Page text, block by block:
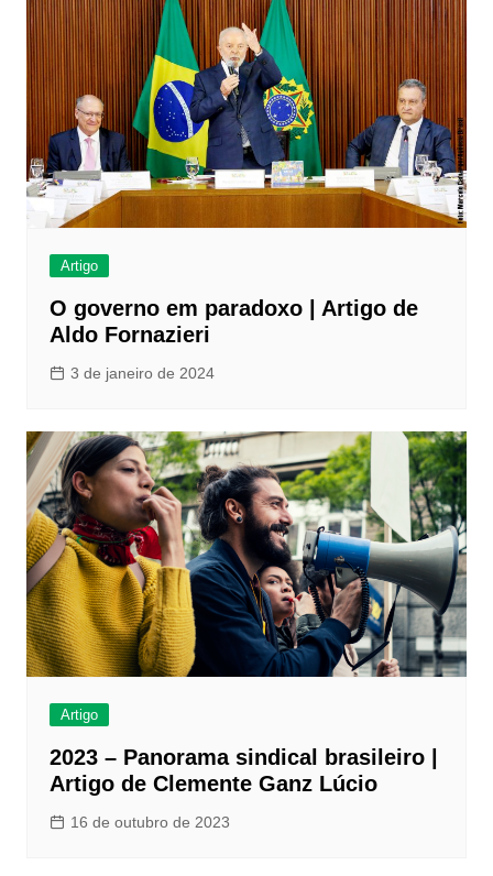
Artigo
O governo em paradoxo | Artigo de
Aldo Fornazieri
3 de janeiro de 2024
Artigo
2023 – Panorama sindical brasileiro |
Artigo de Clemente Ganz Lúcio
16 de outubro de 2023